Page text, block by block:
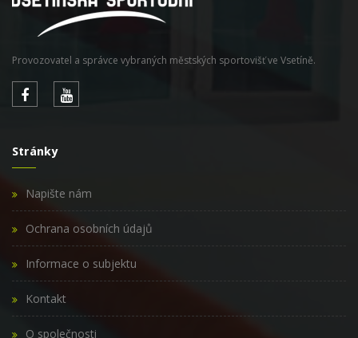
Provozovatel a správce vybraných městských sportovišť ve Vsetíně.
Stránky
Napište nám
Ochrana osobních údajů
Informace o subjektu
Kontakt
O společnosti